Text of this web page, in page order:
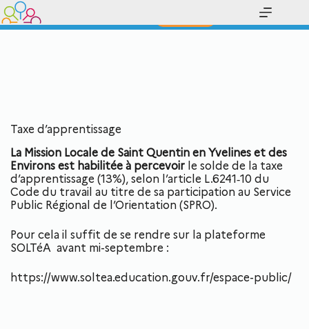
Prenez la bonne direction !
Taxe d’apprentissage
La Mission Locale de Saint Quentin en Yvelines et des
Environs est habilitée à percevoir le solde de la taxe
d’apprentissage (13%), selon l’article L.6241‐10 du
Code du travail au titre de sa participation au Service
Public Régional de l’Orientation (SPRO).
Pour cela il suffit de se rendre sur la plateforme
SOLTéA avant mi-septembre :
https://www.soltea.education.gouv.fr/espace-public/